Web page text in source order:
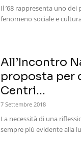
Il ’68 rappresenta uno
fenomeno sociale e
All’Incontro
proposta per
Centri...
7 Settembre 2018
La necessità di una
sempre più evidente alla